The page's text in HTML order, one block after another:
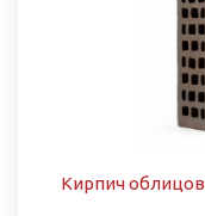
Кирпич